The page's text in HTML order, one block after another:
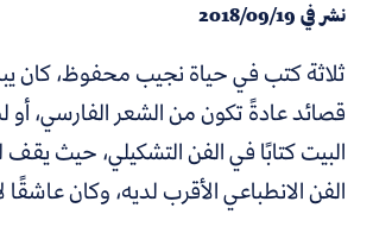
نشر في 2018/09/19
ثلاثة كتب في حياة نجيب محفوظ، كان
قصائد عادةً تكون من الشعر الفارسي،
البيت كتابًا في الفن التشكيلي، حيث
الفن الانطباعي الأقرب لديه، وكان